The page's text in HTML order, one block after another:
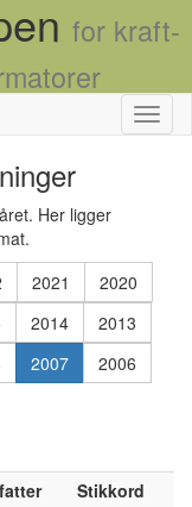
for kraft-
Skjul
Her ligger
2021
2020
2014
2013
2007
2006
Stikkord